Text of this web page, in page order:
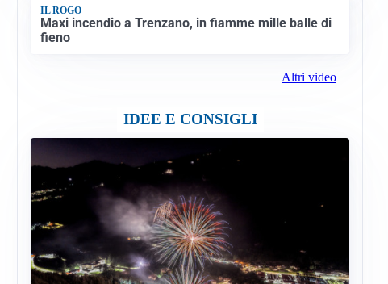
IL ROGO
Maxi incendio a Trenzano, in fiamme mille balle di
fieno
Altri video
IDEE E CONSIGLI